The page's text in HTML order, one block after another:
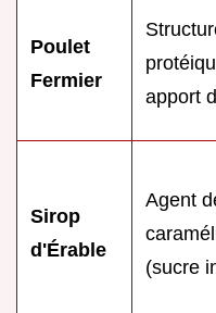
Poulet
Fermier
apport
Sirop
d'Érable
Agent
(sucre